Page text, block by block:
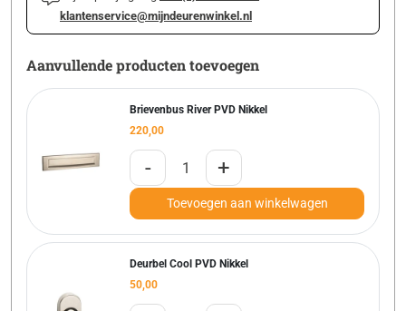
klantenservice@mijndeurenwinkel.nl
Aanvullende producten toevoegen
Brievenbus River PVD Nikkel
220,00
- +
Toevoegen aan winkelwagen
Deurbel Cool PVD Nikkel
50,00